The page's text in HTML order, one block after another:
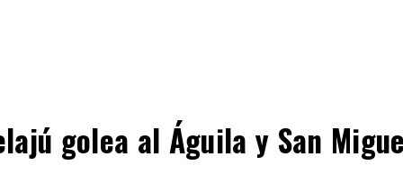
golea al Águila y San